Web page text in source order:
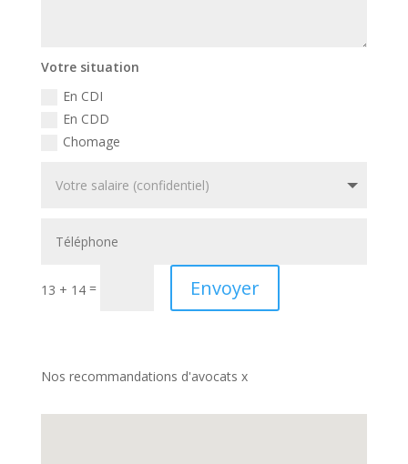
Votre situation
En CDI
En CDD
Chomage
13 + 14= Envoyer
Nos recommandations d'avocats x